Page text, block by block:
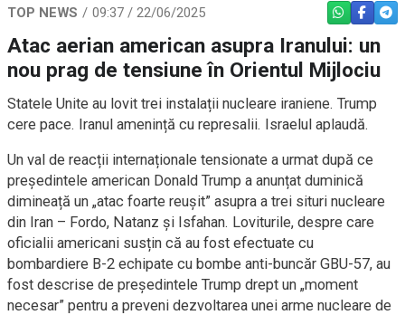
TOP NEWS 09:37 / 22/06/2025 WHATSAPP
Atac aerian american asupra Iranului: un
nou prag de tensiune în Orientul Mijlociu
Statele Unite au lovit trei instalații nucleare iraniene. Trump
cere pace. Iranul amenință cu represalii. Israelul aplaudă.
Un val de reacții internaționale tensionate a urmat după ce
președintele american Donald Trump a anunțat duminică
dimineață un „atac foarte reușit” asupra a trei situri nucleare
din Iran – Fordo, Natanz și Isfahan. Loviturile, despre care
oficialii americani susțin că au fost efectuate cu
bombardiere B-2 echipate cu bombe anti-buncăr GBU-57, au
fost descrise de președintele Trump drept un „moment
necesar” pentru a preveni dezvoltarea unei arme nucleare de